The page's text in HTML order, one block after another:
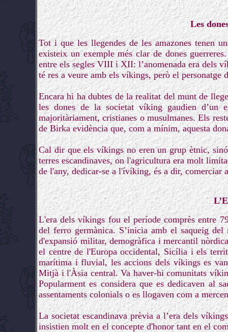
Les
Tot i que les llegendes de les amazones tenen
existeix un exemple més clar de dones
entre els segles VIII i XII: l’anomenada era dels
té res a veure amb els víkings, però el personatge
Encara hi ha dubtes de la realitat del munt de
les dones de la societat víking gaudien d’un
majoritàriament, cristianes o musulmanes. Els
de Birka evidència que, com a mínim, aquesta
Cal dir que els víkings no eren un grup ètnic,
terres escandinaves, on l'agricultura era molt
de l'any, dedicar-se a l'ívíking, és a dir,
L'era dels víkings fou el període comprès entre
del ferro germànica. S’inicia amb el saqueig
d'expansió militar, demogràfica i mercantil
el centre de l'Europa occidental, Sicília i els
marítima i fluvial, les accions dels víkings es
Mitjà i l'Àsia central. Va haver-hi comunitats
Popularment es considera que es dedicaven al
assentaments colonials o es llogaven com a
La societat escandinava prèvia a l’era dels
insistien molt en el concepte d'honor tant en el